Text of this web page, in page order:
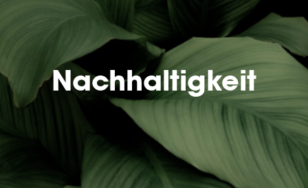
Nachhaltigkeit